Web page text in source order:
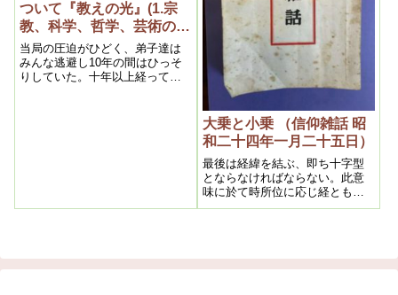
ついて『教えの光』(1.宗
教、科学、哲学、芸術の問
題 ) 昭和二十六年五月二十
日
当局の圧迫がひどく、弟子達は
みんな逃避し10年の間はひっそ
りしていた。十年以上経って皆
大乗と小乗 （信仰雑話 昭
和二十四年一月二十五日）
最後は経緯を結ぶ、即ち十字型
とならなければならない。此意
味に於て時所位に応じ経ともな
り、緯ともなるというように、
観世音菩薩は男に非ず女に非